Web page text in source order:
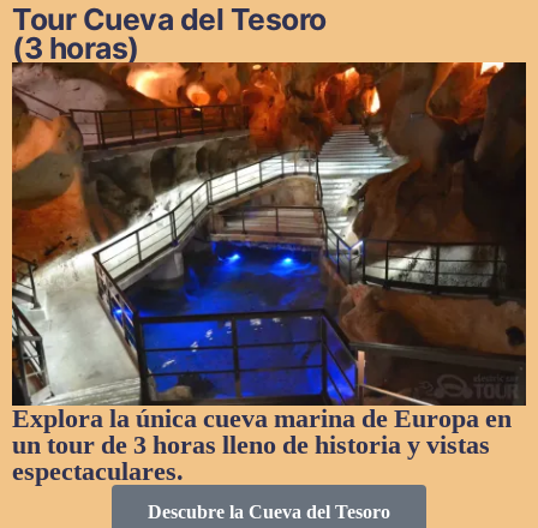
Tour Cueva del Tesoro
(3 horas)
Explora la única cueva marina de Europa en
un tour de 3 horas lleno de historia y vistas
espectaculares.
Descubre la Cueva del Tesoro